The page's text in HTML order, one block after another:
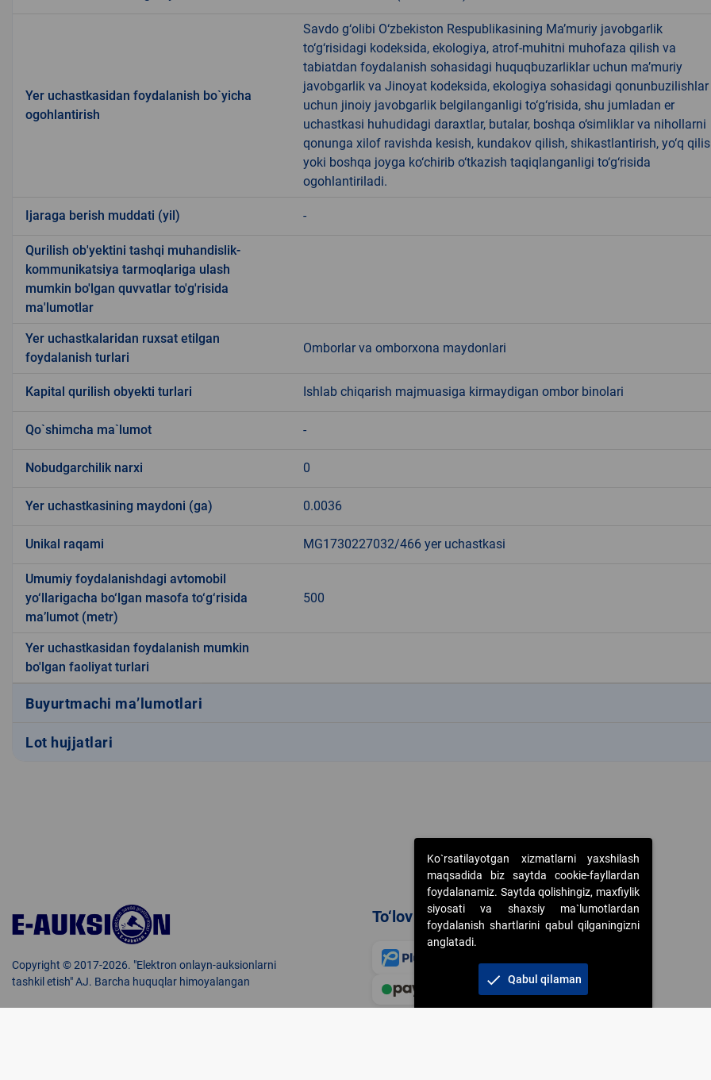
Yer uchastkasidan foydalanish bo`yicha
ogohlantirish
Savdo g‘olibi O‘zbekiston Respublikasining Ma’muriy javobgarlik
to‘g‘risidagi kodeksida, ekologiya, atrof-muhitni muhofaza qilish va
tabiatdan foydalanish sohasidagi huquqbuzarliklar uchun ma’muriy
javobgarlik va Jinoyat kodeksida, ekologiya sohasidagi qonunbuzilishlar
uchun jinoiy javobgarlik belgilanganligi to‘g‘risida, shu jumladan er
uchastkasi huhudidagi daraxtlar, butalar, boshqa o‘simliklar va nihollarni
qonunga xilof ravishda kesish, kundakov qilish, shikastlantirish, yo‘q
yoki boshqa joyga ko‘chirib o‘tkazish taqiqlanganligi to‘g‘risida
ogohlantiriladi.
Ijaraga berish muddati (yil) -
Qurilish ob'yektini tashqi muhandislik-
kommunikatsiya tarmoqlariga ulash
mumkin bo'lgan quvvatlar to'g'risida
ma'lumotlar
Yer uchastkalaridan ruxsat etilgan
foydalanish turlari
Omborlar va omborxona maydonlari
Kapital qurilish obyekti turlari Ishlab chiqarish majmuasiga kirmaydigan ombor binolari
Qo`shimcha ma`lumot -
Nobudgarchilik narxi 0
Yer uchastkasining maydoni (ga) 0.0036
Unikal raqami MG1730227032/466 yer uchastkasi
Umumiy foydalanishdagi avtomobil
yo‘llarigacha bo‘lgan masofa to‘g‘risida
ma’lumot (metr)
500
Yer uchastkasidan foydalanish mumkin
bo'lgan faoliyat turlari
Buyurtmachi ma’lumotlari
Lot hujjatlari
Copyright © 2017-2026. "Elektron onlayn-auksionlarni
tashkil etish" AJ. Barcha huquqlar himoyalangan
To‘lov usullari
Ko`rsatilayotgan xizmatlarni yaxshilash
maqsadida biz saytda cookie-fayllardan
foydalanamiz. Saytda qolishingiz, maxfiylik
siyosati va shaxsiy ma`lumotlardan
foydalanish shartlarini qabul qilganingizni
anglatadi.
check Qabul qilaman